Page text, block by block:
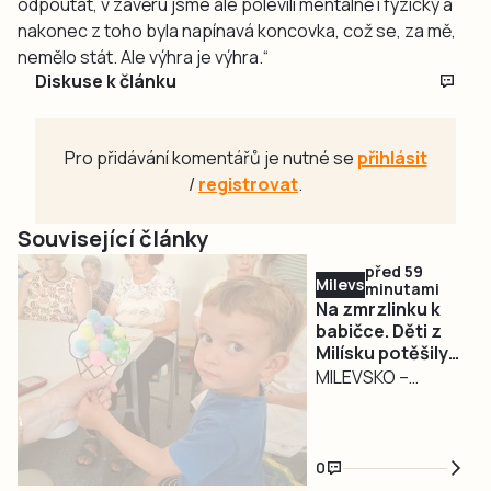
nakonec z toho byla napínavá koncovka, což se, za mě,
nemělo stát. Ale výhra je výhra.“
Diskuse k článku
Pro přidávání komentářů je nutné se přihlásit
/registrovat.
Související články
Milevsko
před 59
minutami
Na zmrzlinku k
babičce. Děti z
Milísku potěšily
seniory
MILEVSKO –
povídání o životě.
Tak vypadalo
0